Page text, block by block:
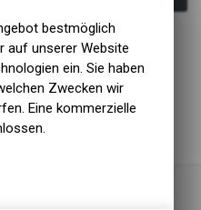
braun
bestmöglich
auf unserer Website
ein. Sie haben
Zwecken wir
Eine kommerzielle